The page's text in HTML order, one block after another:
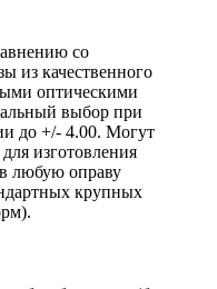
со
из качественного
оптическими
выбор при
до +/- 4.00. Могут
изготовления
любую оправу
крупных